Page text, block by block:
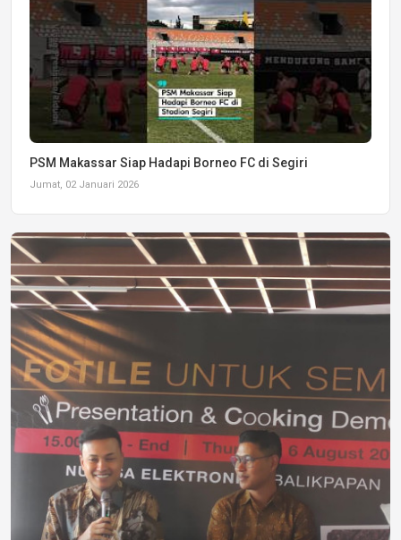
PSM Makassar Siap Hadapi Borneo FC di Segiri
Jumat, 02 Januari 2026